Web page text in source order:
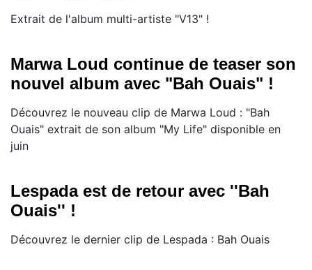
Extrait de l'album multi-artiste "V13" !
Marwa Loud continue de teaser son
nouvel album avec "Bah Ouais" !
Découvrez le nouveau clip de Marwa Loud : "Bah
Ouais" extrait de son album "My Life" disponible en
juin
Lespada est de retour avec ''Bah
Ouais'' !
Découvrez le dernier clip de Lespada : Bah Ouais